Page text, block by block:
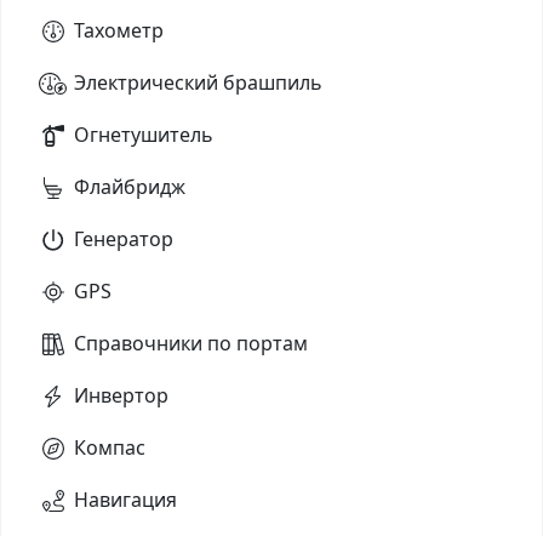
Тахометр
Электрический брашпиль
Огнетушитель
Флайбридж
Генератор
GPS
Справочники по портам
Инвертор
Компас
Навигация